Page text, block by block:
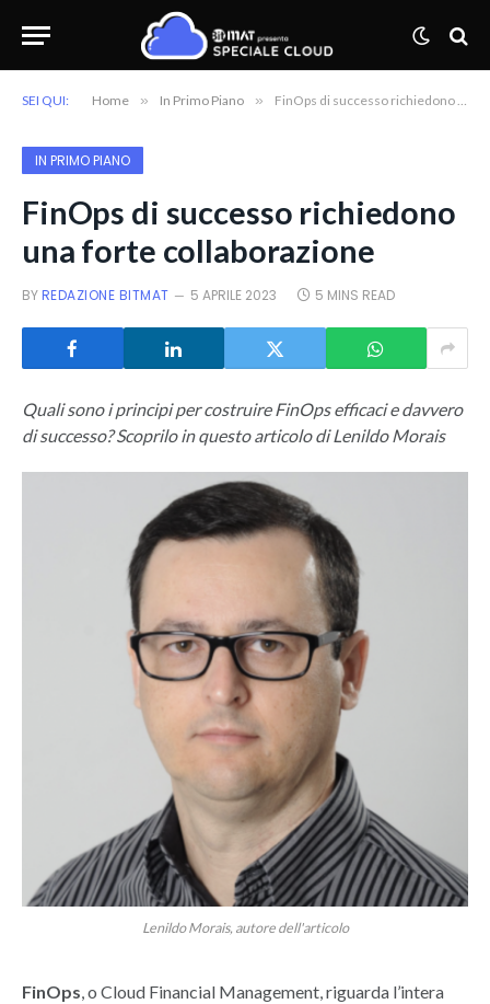
SEI QUI: Home » In Primo Piano » FinOps di successo richiedono una forte collaborazione
IN PRIMO PIANO
FinOps di successo richiedono
una forte collaborazione
BYREDAZIONE BITMAT 5 APRILE 2023 5 MINS READ
Quali sono i principi per costruire FinOps efficaci e davvero
di successo? Scoprilo in questo articolo di Lenildo Morais
Lenildo Morais, autore dell'articolo
FinOps, o Cloud Financial Management, riguarda l’intera